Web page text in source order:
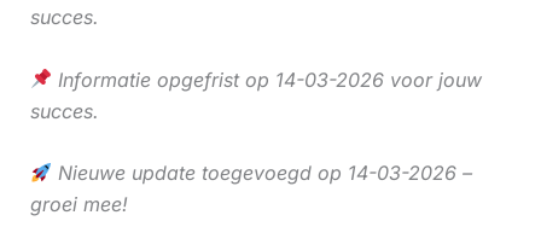
succes.
Informatie opgefrist op 14-03-2026 voor jouw
succes.
Nieuwe update toegevoegd op 14-03-2026 –
groei mee!